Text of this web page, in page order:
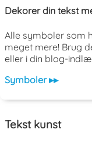
Dekorer din tekst
Alle symboler som
meget mere! Brug
eller i din blog-
Symboler ▸▸
Tekst kunst